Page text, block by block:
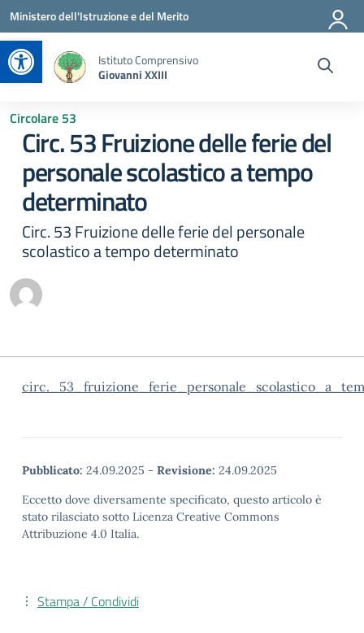
Apri la barra degli strumenti
Vai ai contenuti
Vai al menu di navigazione
Vai al footer
Ministero dell'Istruzione e del Merito
Istituto Comprensivo
Giovanni XXIII
Circolare 53
Circ. 53 Fruizione delle ferie del
personale scolastico a tempo
determinato
Circ. 53 Fruizione delle ferie del personale
scolastico a tempo determinato
Pubblicato: 24.09.2025 - Revisione: 24.09.2025
Eccetto dove diversamente specificato, questo articolo è
stato rilasciato sotto Licenza Creative Commons
Attribuzione 4.0 Italia.
Stampa / Condividi